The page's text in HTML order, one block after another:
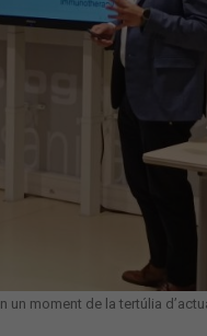
un moment de la tertúlia